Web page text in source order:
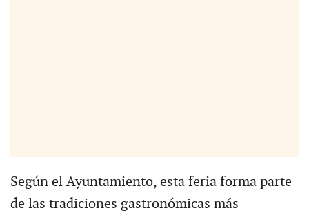
Según el Ayuntamiento, esta feria forma parte
de las tradiciones gastronómicas más